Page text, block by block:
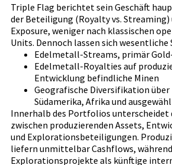
Triple Flag berichtet sein Geschäft
der Beteiligung (Royalty vs.
Exposure, weniger nach klassischen
Units. Dennoch lassen sich
Edelmetall-Streams, primär
Edelmetall-Royalties auf
Entwicklung befindliche Minen
Geografische Diversifikation über
Südamerika, Afrika und
Innerhalb des Portfolios unterscheidet
zwischen produzierenden Assets,
und Explorationsbeteiligungen.
liefern unmittelbar Cashflows,
Explorationsprojekte als künftige